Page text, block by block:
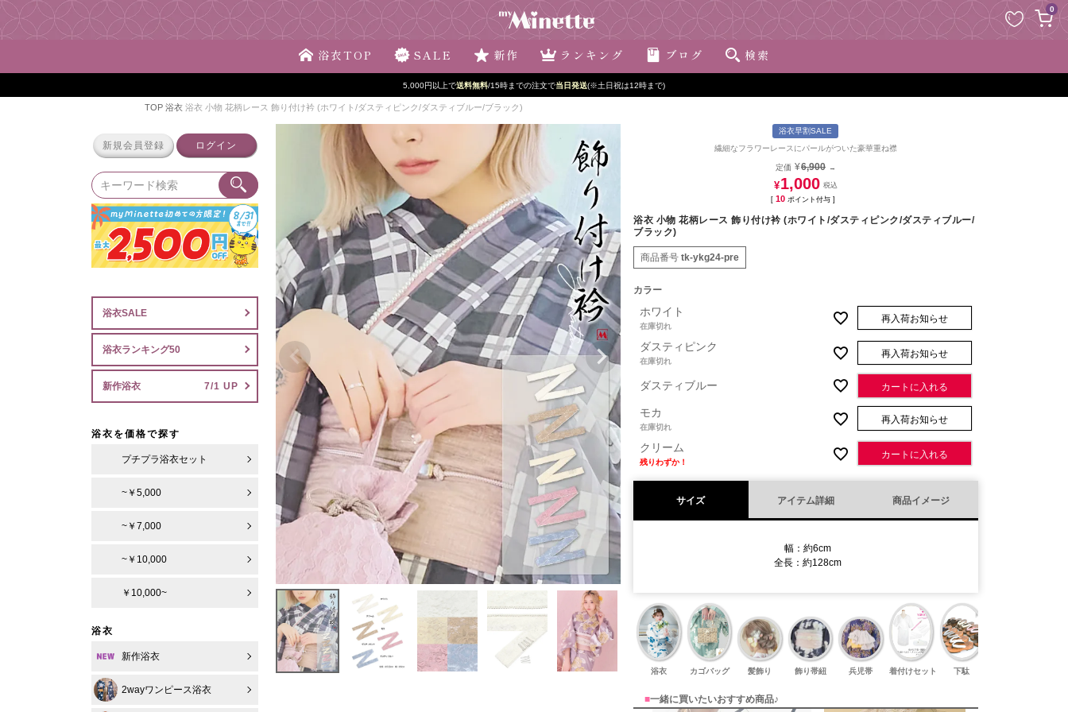
0
浴衣TOP SALE 新作 ランキング ブログ 検索
5,000円以上で送料無料/15時までの注文で当日発送(※土日祝は12時まで)
TOP 浴衣 浴衣 小物 花柄レース 飾り付け衿 (ホワイト/ダスティピンク/ダスティブルー/ブラック)
新規会員登録 ログイン
浴衣SALE
浴衣ランキング50
新作浴衣
浴衣を価格で探す
プチプラ浴衣セット
~￥5,000
~￥7,000
~￥10,000
￥10,000~
浴衣
新作浴衣
2wayワンピース浴衣
浴衣早割SALE
繊細なフラワーレースにパールがついた豪華重ね襟
定価 ¥6,900 →
¥1,000
[ 10 ポイント付与 ]
浴衣 小物 花柄レース 飾り付け衿 (ホワイト/ダスティピンク/ダスティブルー/
ブラック)
商品番号 tk-ykg24-pre
カラー
ホワイト
在庫切れ
再入荷お知らせ
ダスティピンク
在庫切れ
再入荷お知らせ
ダスティブルー カートに入れる
モカ
在庫切れ
再入荷お知らせ
クリーム
残りわずか！
カートに入れる
サイズ アイテム詳細 商品イメージ
幅：約6cm
全長：約128cm
浴衣 カゴバッグ 髪飾り 飾り帯紐 兵児帯 着付けセット 下駄
■一緒に買いたいおすすめ商品♪
ペー
ジト
ップ